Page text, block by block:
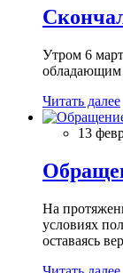
Утром 6
обладающим
Читать далее
13
На
условиях
оставаясь